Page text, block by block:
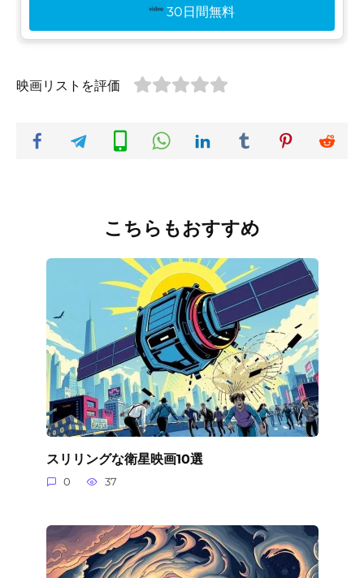
30日間無料
映画リストを評価
こちらもおすすめ
スリリングな衛星映画10選
0 37